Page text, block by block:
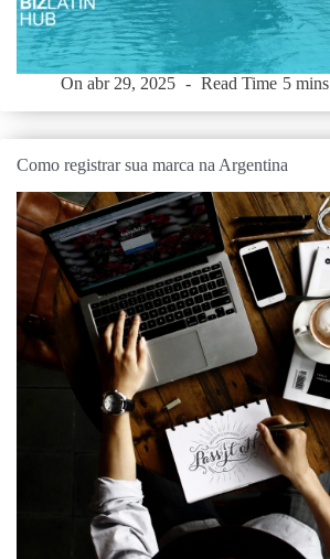
On abr 29, 2025 Read Time 5 mins
Como registrar sua marca na Argentina